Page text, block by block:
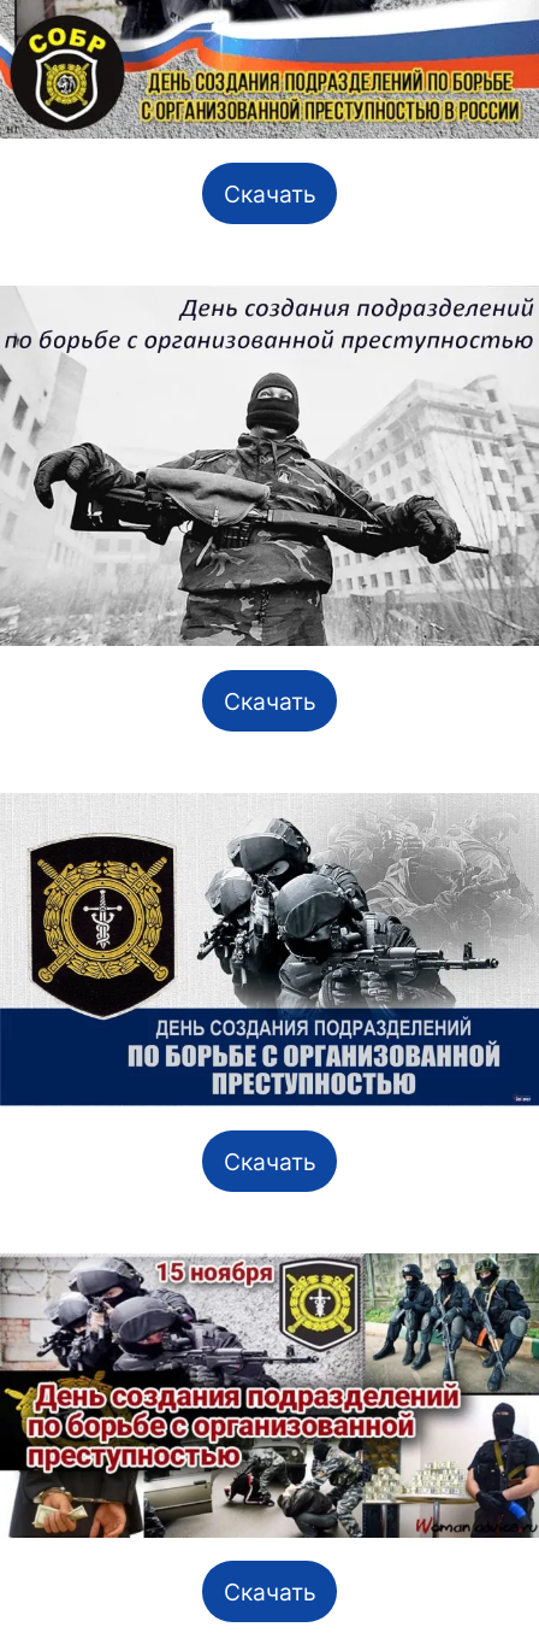
Скачать
Скачать
Скачать
Скачать